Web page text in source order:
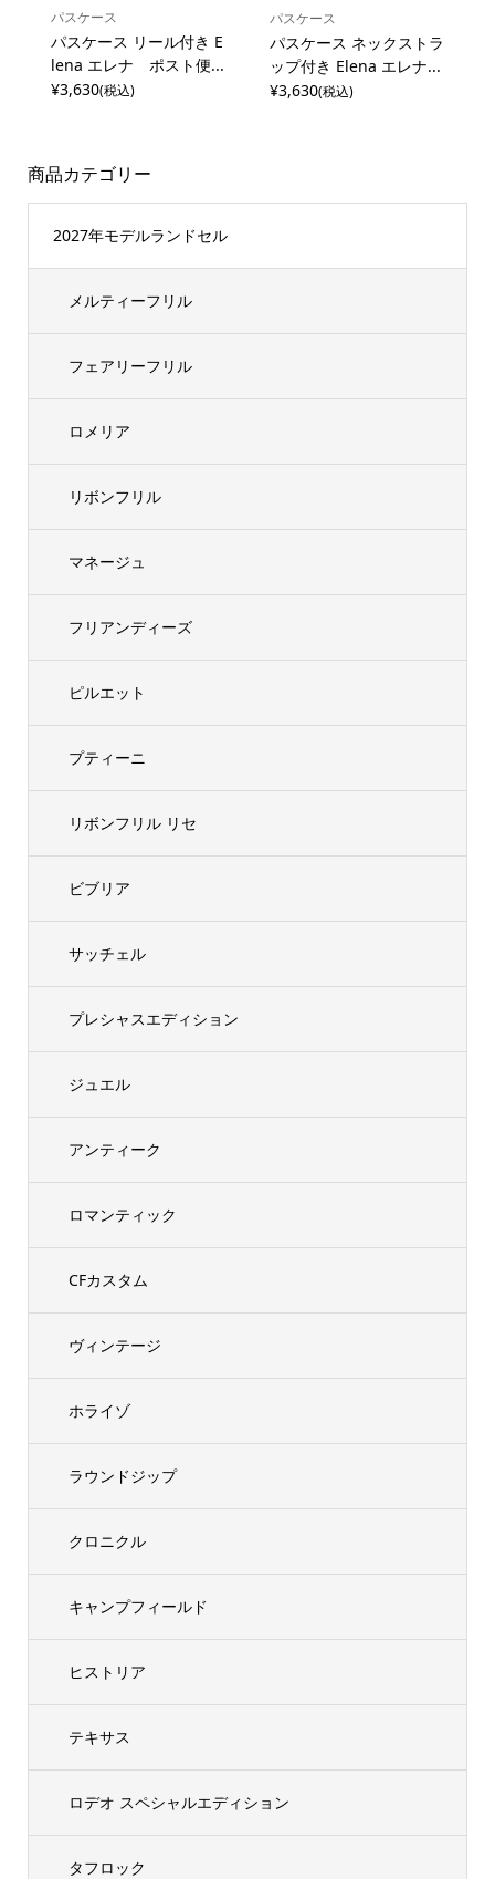
パスケース
パスケース リール付き E
lena エレナ ポスト便...
¥3,630(税込)
パスケース
パスケース ネックストラ
ップ付き Elena エレナ...
¥3,630(税込)
商品カテゴリー
2027年モデルランドセル
メルティーフリル
フェアリーフリル
ロメリア
リボンフリル
マネージュ
フリアンディーズ
ピルエット
プティーニ
リボンフリル リセ
ビブリア
サッチェル
プレシャスエディション
ジュエル
アンティーク
ロマンティック
CFカスタム
ヴィンテージ
ホライゾ
ラウンドジップ
クロニクル
キャンプフィールド
ヒストリア
テキサス
ロデオ スペシャルエディション
タフロック